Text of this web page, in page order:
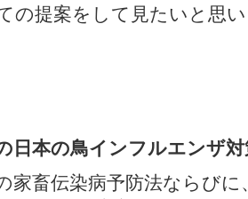
の提案をして見たいと思
日本の鳥インフルエンザ
家畜伝染病予防法ならびに